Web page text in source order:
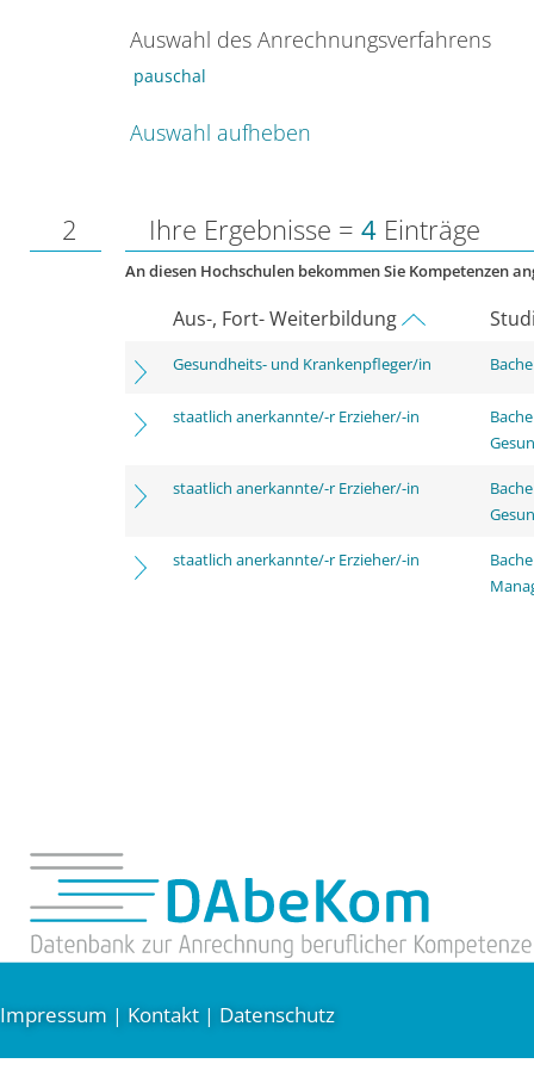
Auswahl des Anrechnungsverfahrens
pauschal
Auswahl aufheben
2 Ihre Ergebnisse = 4 Einträge
An diesen Hochschulen bekommen Sie Kompetenzen
Aus-, Fort- Weiterbildung
Gesundheits- und Krankenpfleger/in
staatlich anerkannte/-r Erzieher/-in
staatlich anerkannte/-r Erzieher/-in
staatlich anerkannte/-r Erzieher/-in
Impressum | Kontakt | Datenschutz